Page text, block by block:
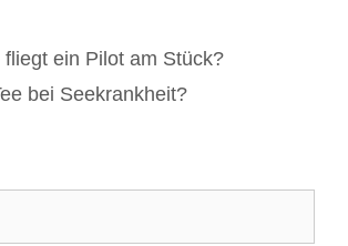
ein Pilot am Stück?
bei Seekrankheit?